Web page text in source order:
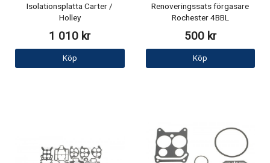
Isolationsplatta Carter /
Holley
1 010 kr
Köp
Renoveringssats förgasare
Rochester 4BBL
500 kr
Köp